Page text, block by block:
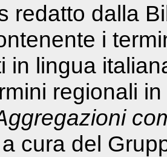
redatto dalla
i
in lingua
regionali
cura del